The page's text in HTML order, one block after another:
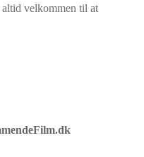
velkommen til at